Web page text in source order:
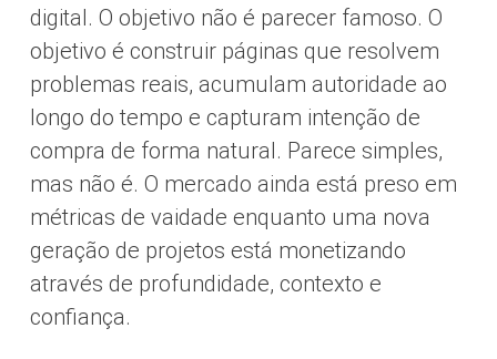
digital. O objetivo não é parecer famoso. O
objetivo é construir páginas que resolvem
problemas reais, acumulam autoridade ao
longo do tempo e capturam intenção de
compra de forma natural. Parece simples,
mas não é. O mercado ainda está preso em
métricas de vaidade enquanto uma nova
geração de projetos está monetizando
através de profundidade, contexto e
confiança.